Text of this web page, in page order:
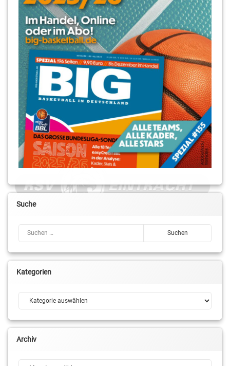
Robin
Roland
Winterstein
Sönke
Leh
Decker
Suche
Kategorien
Kategorien
Archiv
Archiv